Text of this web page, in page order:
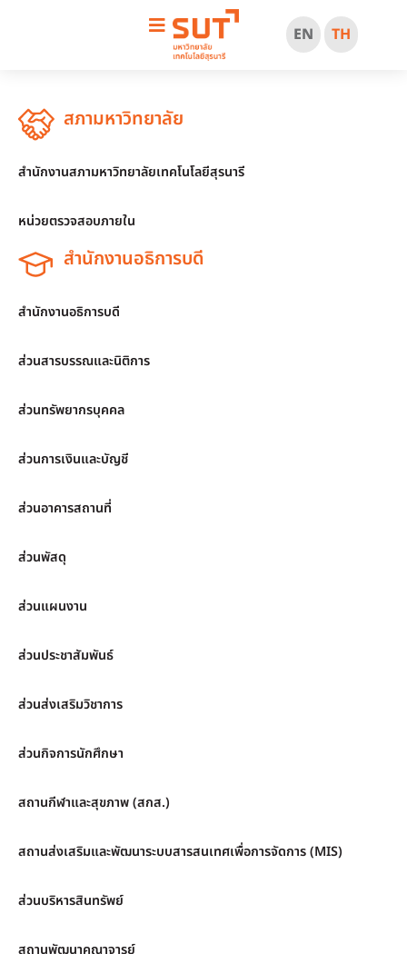
EN TH
สภามหาวิทยาลัย
สำนักงานสภามหาวิทยาลัยเทคโนโลยีสุรนารี
หน่วยตรวจสอบภายใน
สำนักงานอธิการบดี
สำนักงานอธิการบดี
ส่วนสารบรรณและนิติการ
ส่วนทรัพยากรบุคคล
ส่วนการเงินและบัญชี
ส่วนอาคารสถานที่
ส่วนพัสดุ
ส่วนแผนงาน
ส่วนประชาสัมพันธ์
ส่วนส่งเสริมวิชาการ
ส่วนกิจการนักศึกษา
สถานกีฬาและสุขภาพ (สกส.)
สถานส่งเสริมและพัฒนาระบบสารสนเทศเพื่อการจัดการ (MIS)
ส่วนบริหารสินทรัพย์
สถานพัฒนาคณาจารย์